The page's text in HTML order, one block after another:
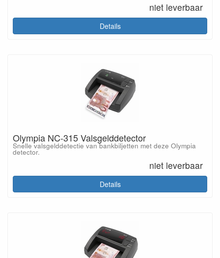
niet leverbaar
Details
Olympia NC-315 Valsgelddetector
Snelle valsgelddetectie van bankbiljetten met deze Olympia
detector.
niet leverbaar
Details